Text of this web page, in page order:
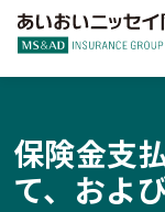
保険金支
て、およ